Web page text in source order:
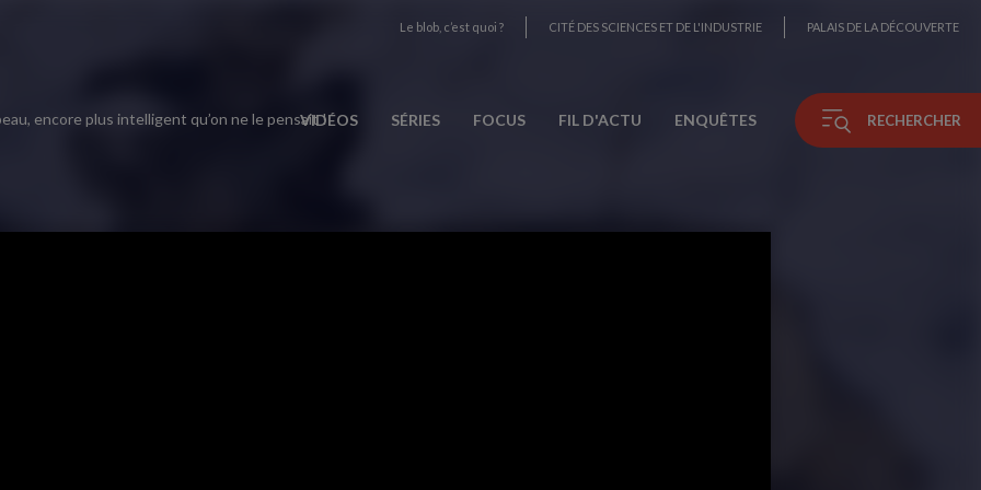
Le blob, c’est quoi ? CITÉ DES SCIENCES ET DE L'INDUSTRIE PALAIS DE LA DÉCOUVERTE
VIDÉOS SÉRIES FOCUS FIL D'ACTU ENQUÊTES RECHERCHER
encore plus intelligent qu’on ne le pensait !